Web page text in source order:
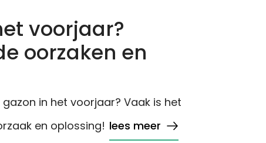
voorjaar?
oorzaken en
in het voorjaar? Vaak is het
en oplossing! lees meer